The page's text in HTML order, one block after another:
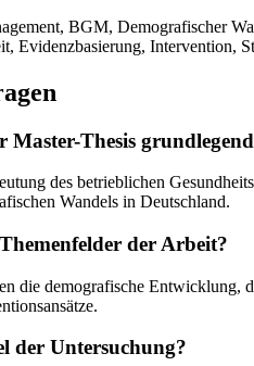
BGM, Demografischer
Evidenzbasierung, Intervention,
Master-Thesis
des betrieblichen
Wandels in Deutschland.
der Arbeit?
die demografische Entwicklung,
der Untersuchung?